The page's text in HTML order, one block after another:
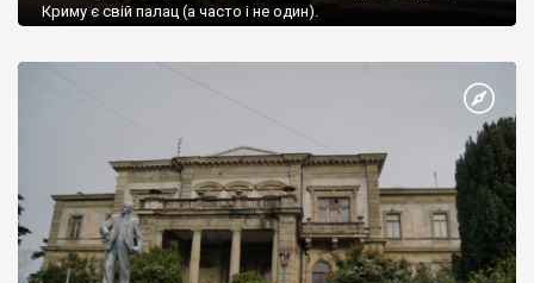
Криму є свій палац (а часто і не один).